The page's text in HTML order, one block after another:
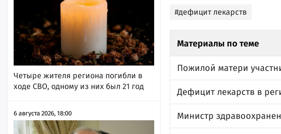
Четыре жителя региона погибли в
ходе СВО, одному из них был 21 год
6 августа 2026, 18:00
#дефицит лекарств
Материалы по теме
Пожилой матери
Дефицит лекарств в
Министр